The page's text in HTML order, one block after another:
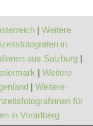
| Weitere
in
aus Salzburg |
| Weitere
| Weitere
für
in Vorarlberg